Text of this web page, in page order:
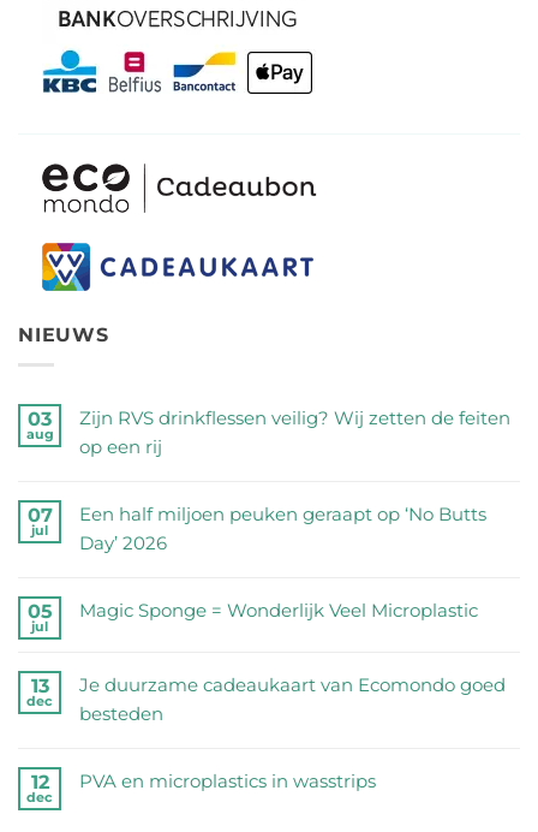
NIEUWS
03
aug
Zijn RVS drinkflessen veilig? Wij zetten de feiten
op een rij
reacties
op
drinkflessen
Wij
zetten
feiten
07
jul
Een half miljoen peuken geraapt op ‘No Butts
Day’ 2026
reacties
half
miljoen
geraapt
05
jul
Magic Sponge = Wonderlijk Veel Microplastic
reacties
op
=
13
dec
Je duurzame cadeaukaart van Ecomondo goed
besteden
reacties
12
dec
PVA en microplastics in wasstrips